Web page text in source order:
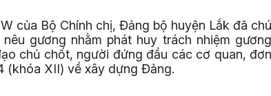
của Bộ Chính chị, Đảng bộ huyện Lắk đã chú
gương nhằm phát huy trách nhiệm gương
chủ chốt, người đứng đầu các cơ quan, đơn
(khóa XII) về xây dựng Đảng.